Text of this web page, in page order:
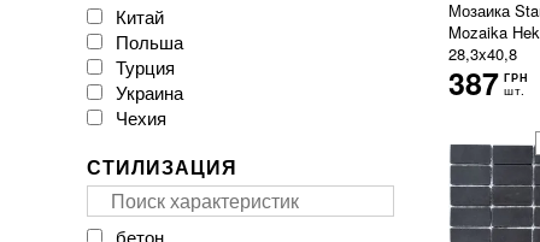
Мозаика
Mozaika
28,3x40,8
387 ГРН
шт.
Baldocer
CAESAR
CASA CERAMICA
CERACASA CERAMICA
CERAMA MARKET
CERAMICHE BRENNERO
CasaInfinita
Ceramica Santa Claus
Китай
Польша
Турция
Украина
Чехия
СТИЛИЗАЦИЯ
бетон